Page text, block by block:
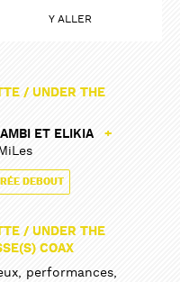
Y ALLER
/ UNDER THE
ET ELIKIA
+
DEBOUT
/ UNDER THE
COAX
performances,